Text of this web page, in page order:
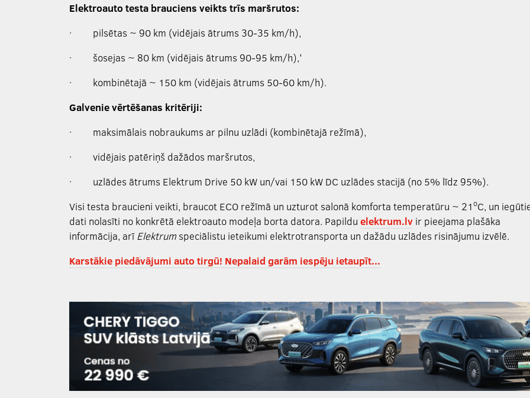
Elektroauto testa brauciens veikts trīs maršrutos:
·
pilsētas ~ 90 km (vidējais ātrums 30-35 km/h),
·
šosejas ~ 80 km (vidējais ātrums 90-95 km/h),'
·
kombinētajā ~ 150 km (vidējais ātrums 50-60 km/h).
Galvenie vērtēšanas kritēriji:
·
maksimālais nobraukums ar pilnu uzlādi (kombinētajā režīmā),
·
vidējais patēriņš dažādos maršrutos,
·
uzlādes ātrums Elektrum Drive 50 kW un/vai 150 kW DC uzlādes stacijā (no 5% līdz 95%).
Visi testa braucieni veikti, braucot ECO režīmā un uzturot salonā komforta temperatūru ~ 21oC, un
dati nolasīti no konkrētā elektroauto modeļa borta datora. Papildu elektrum.lv ir pieejama plašāka
informācija, arīElektrumspeciālistu ieteikumi elektrotransporta un dažādu uzlādes risinājumu izvēlē.
Karstākie piedāvājumi auto tirgū! Nepalaid garām iespēju ietaupīt...